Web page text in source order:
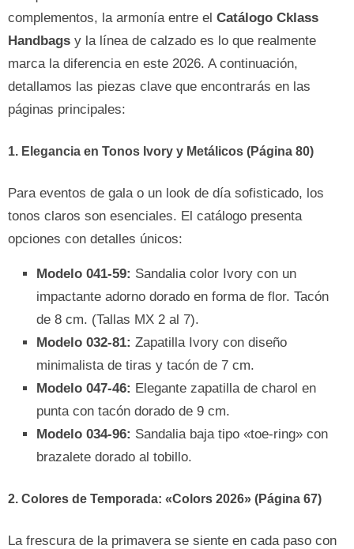
complementos, la armonía entre el Catálogo Cklass
Handbags y la línea de calzado es lo que realmente
marca la diferencia en este 2026. A continuación,
detallamos las piezas clave que encontrarás en las
páginas principales:
1. Elegancia en Tonos Ivory y Metálicos (Página 80)
Para eventos de gala o un look de día sofisticado, los
tonos claros son esenciales. El catálogo presenta
opciones con detalles únicos:
Modelo 041-59: Sandalia color Ivory con un
impactante adorno dorado en forma de flor. Tacón
de 8 cm. (Tallas MX 2 al 7).
Modelo 032-81: Zapatilla Ivory con diseño
minimalista de tiras y tacón de 7 cm.
Modelo 047-46: Elegante zapatilla de charol en
punta con tacón dorado de 9 cm.
Modelo 034-96: Sandalia baja tipo «toe-ring» con
brazalete dorado al tobillo.
2. Colores de Temporada: «Colors 2026» (Página 67)
La frescura de la primavera se siente en cada paso con